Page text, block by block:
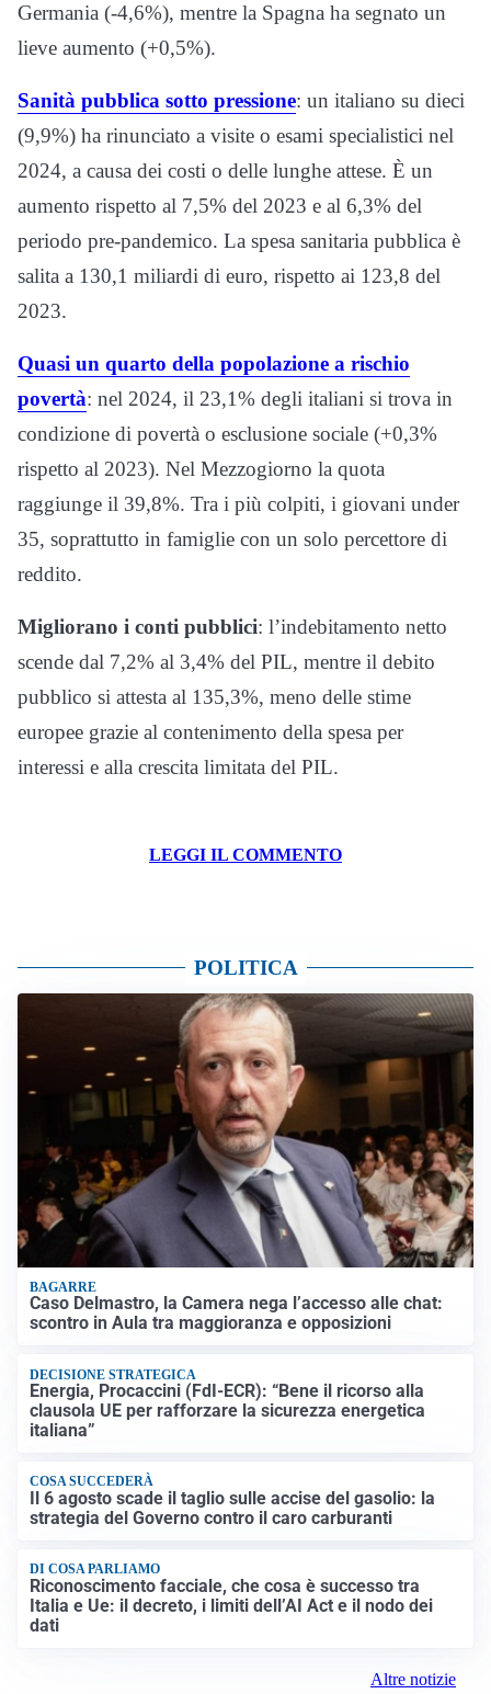
Germania (-4,6%), mentre la Spagna ha segnato un
lieve aumento (+0,5%).
Sanità pubblica sotto pressione: un italiano su dieci
(9,9%) ha rinunciato a visite o esami specialistici nel
2024, a causa dei costi o delle lunghe attese. È un
aumento rispetto al 7,5% del 2023 e al 6,3% del
periodo pre-pandemico. La spesa sanitaria pubblica è
salita a 130,1 miliardi di euro, rispetto ai 123,8 del
2023.
Quasi un quarto della popolazione a rischio
povertà: nel 2024, il 23,1% degli italiani si trova in
condizione di povertà o esclusione sociale (+0,3%
rispetto al 2023). Nel Mezzogiorno la quota
raggiunge il 39,8%. Tra i più colpiti, i giovani under
35, soprattutto in famiglie con un solo percettore di
reddito.
Migliorano i conti pubblici: l’indebitamento netto
scende dal 7,2% al 3,4% del PIL, mentre il debito
pubblico si attesta al 135,3%, meno delle stime
europee grazie al contenimento della spesa per
interessi e alla crescita limitata del PIL.
LEGGI IL COMMENTO
POLITICA
BAGARRE
Caso Delmastro, la Camera nega l’accesso alle chat:
scontro in Aula tra maggioranza e opposizioni
DECISIONE STRATEGICA
Energia, Procaccini (FdI-ECR): “Bene il ricorso alla
clausola UE per rafforzare la sicurezza energetica
italiana”
COSA SUCCEDERÀ
Il 6 agosto scade il taglio sulle accise del gasolio: la
strategia del Governo contro il caro carburanti
DI COSA PARLIAMO
Riconoscimento facciale, che cosa è successo tra
Italia e Ue: il decreto, i limiti dell’AI Act e il nodo dei
dati
Altre notizie